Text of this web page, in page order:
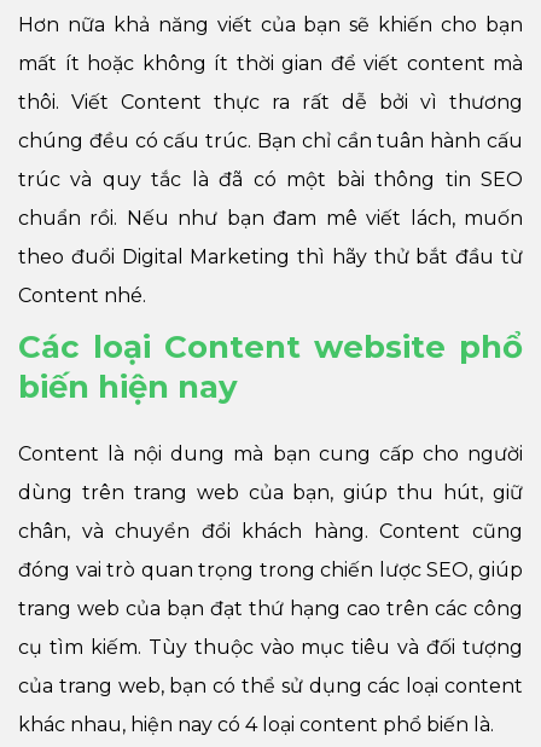
Hơn nữa khả năng viết của bạn sẽ khiến cho bạn
mất ít hoặc không ít thời gian để viết content mà
thôi. Viết Content thực ra rất dễ bởi vì thương
chúng đều có cấu trúc. Bạn chỉ cần tuân hành cấu
trúc và quy tắc là đã có một bài thông tin SEO
chuẩn rồi. Nếu như bạn đam mê viết lách, muốn
theo đuổi Digital Marketing thì hãy thử bắt đầu từ
Content nhé.
Các loại Content website phổ
biến hiện nay
Content là nội dung mà bạn cung cấp cho người
dùng trên trang web của bạn, giúp thu hút, giữ
chân, và chuyển đổi khách hàng. Content cũng
đóng vai trò quan trọng trong chiến lược SEO, giúp
trang web của bạn đạt thứ hạng cao trên các công
cụ tìm kiếm. Tùy thuộc vào mục tiêu và đối tượng
của trang web, bạn có thể sử dụng các loại content
khác nhau, hiện nay có 4 loại content phổ biến là.